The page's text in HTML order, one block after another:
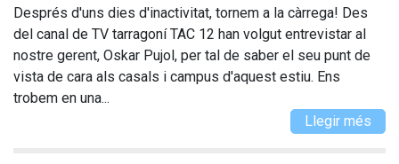
Després d'uns dies d'inactivitat, tornem a la càrrega! Des
del canal de TV tarragoní TAC 12 han volgut entrevistar al
nostre gerent, Oskar Pujol, per tal de saber el seu punt de
vista de cara als casals i campus d'aquest estiu. Ens
trobem en una...
Llegir més